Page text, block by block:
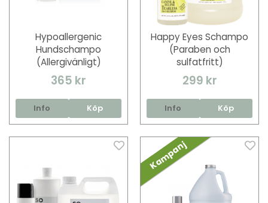
Hypoallergenic
Hundschampo
(Allergivänligt)
365 kr
Info Köp
Happy Eyes Schampo
(Paraben och
sulfatfritt)
299 kr
Info Köp
Kampanj